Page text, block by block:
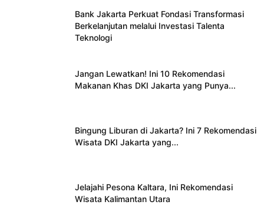
Bank Jakarta Perkuat Fondasi Transformasi
Berkelanjutan melalui Investasi Talenta
Teknologi
Jangan Lewatkan! Ini 10 Rekomendasi
Makanan Khas DKI Jakarta yang Punya...
Bingung Liburan di Jakarta? Ini 7 Rekomendasi
Wisata DKI Jakarta yang...
Jelajahi Pesona Kaltara, Ini Rekomendasi
Wisata Kalimantan Utara